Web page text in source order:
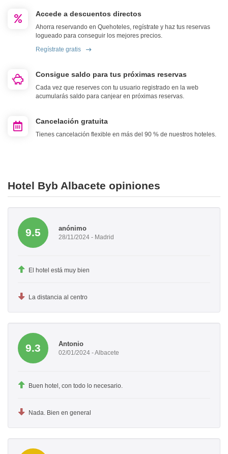
Accede a descuentos directos
Ahorra reservando en Quehoteles, regístrate y haz tus reservas
logueado para conseguir los mejores precios.
Regístrate gratis
Consigue saldo para tus próximas reservas
Cada vez que reserves con tu usuario registrado en la web
acumularás saldo para canjear en próximas reservas.
Cancelación gratuita
Tienes cancelación flexible en más del 90 % de nuestros hoteles.
Hotel Byb Albacete opiniones
9.5 anónimo
28/11/2024 - Madrid
El hotel está muy bien
La distancia al centro
9.3 Antonio
02/01/2024 - Albacete
Buen hotel, con todo lo necesario.
Nada. Bien en general